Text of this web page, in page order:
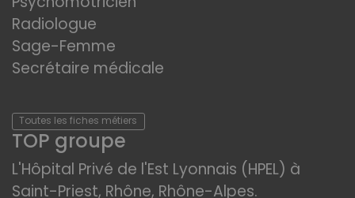
Radiologue
Sage-Femme
Secrétaire médicale
Toutes les fiches métiers
TOP groupe
L'Hôpital Privé de l'Est Lyonnais (HPEL) à
Saint-Priest, Rhône, Rhône-Alpes.